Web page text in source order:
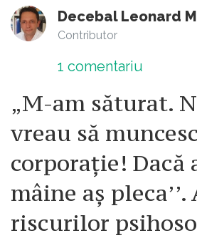
Contributor
1 comentariu
„M-am săturat.
vreau să
corporație! Dacă
mâine aș
riscurilor